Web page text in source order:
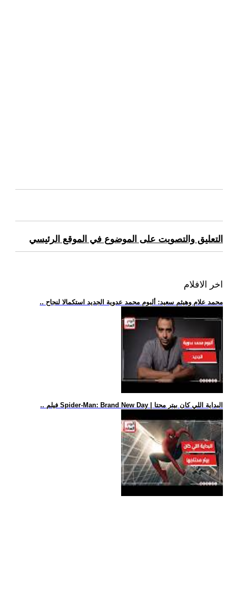
التعليق والتصويت على الموضوع في الموقع الرئيسي
اخر الافلام
.. محمد علام وهيثم سعيد: ألبوم محمد عدوية الجديد استكمالا لنجاح
.. فيلم Spider-Man: Brand New Day | البداية اللي كان بيتر محتا